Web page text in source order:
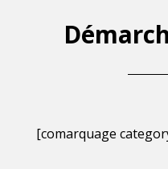
[comarquage